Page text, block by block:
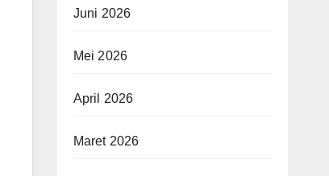
Juni 2026
Mei 2026
April 2026
Maret 2026